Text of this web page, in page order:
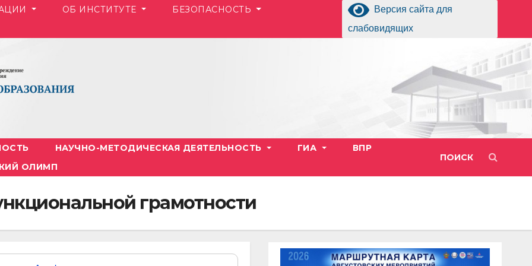
Версия сайта для
слабовидящих
ОБ ИНСТИТУТЕ
БЕЗОПАСНОСТЬ
ПОИСК
НАУЧНО-МЕТОДИЧЕСКАЯ ДЕЯТЕЛЬНОСТЬ ГИА
ВПР
ОЛИМП
грамотности